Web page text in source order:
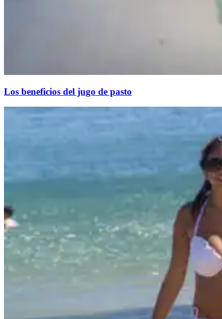
Los beneficios del jugo de pasto